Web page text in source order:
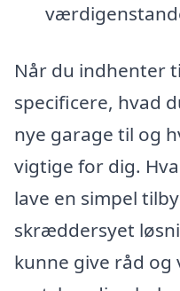
Når du indhenter
specificere, hvad
nye garage til og
vigtige for dig.
lave en simpel
skræddersyet
kunne give råd og